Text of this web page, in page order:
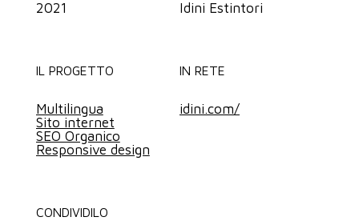
2021 Idini Estintori
IL PROGETTO
Multilingua
Sito internet
SEO Organico
Responsive design
IN RETE
idini.com/
CONDIVIDILO